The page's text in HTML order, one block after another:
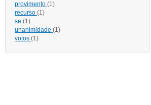
provimento (1)
recurso (1)
se (1)
unanimidade (1)
votos (1)